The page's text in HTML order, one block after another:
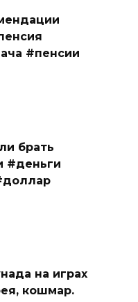
#пенсии
брать
#деньги
на играх
кошмар.